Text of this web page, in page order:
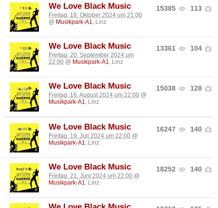
15385 113
We Love Black Music
Freitag, 18. Oktober 2024 um 21:00
@ Musikpark-A1, Linz
13361 104
We Love Black Music
Freitag, 20. September 2024 um
22:00 @ Musikpark-A1, Linz
15038 128
We Love Black Music
Freitag, 16. August 2024 um 22:00 @
Musikpark-A1, Linz
16247 140
We Love Black Music
Freitag, 19. Juli 2024 um 22:00 @
Musikpark-A1, Linz
18252 140
We Love Black Music
Freitag, 21. Juni 2024 um 22:00 @
Musikpark-A1, Linz